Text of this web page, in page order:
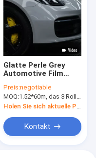
Glatte Perle Grey
Automotive Film
Auto-Modell
Preis:negotiable
MOQ:1.52*60m, das 3 Rollen 1.52*20m bedeutet
Kontakt